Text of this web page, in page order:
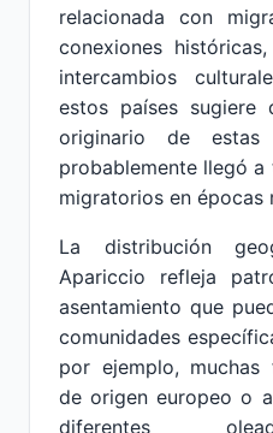
relacionada con
conexiones
intercambios
estos países
originario de
probablemente llegó
migratorios en épocas
La distribución
Apariccio refleja
asentamiento que
comunidades
por ejemplo,
de origen europeo o
diferentes